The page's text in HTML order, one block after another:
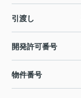
引渡し
開発許可番号
物件番号